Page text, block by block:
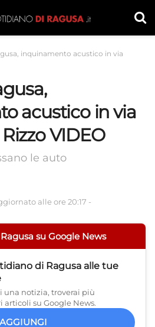
inquinamento acustico in via
acustico in via
VIDEO
le auto
alle ore 20:17 -
su Google News
di Ragusa alle tue
una notizia, troverai più
su Google News.
AGGIUNGI